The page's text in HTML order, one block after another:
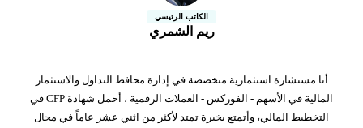
الكاتب الرئيسي
ريم الشمري
أنا مستشارة استثمارية متخصصة في إدارة محافظ التداول والاستثمار
المالية في الأسهم - الفوركس - العملات الرقمية ، أحمل شهادة CFP في
التخطيط المالي، وأتمتع بخبرة تمتد لأكثر من اثني عشر عاماً في مجال